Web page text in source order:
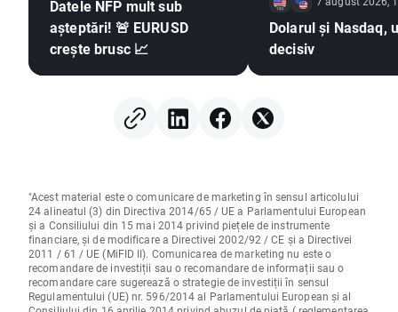
Datele NFP mult sub
așteptări! 🚨 EURUSD
crește brusc 📈
Dolarul și Nasdaq,
decisiv
"Acest material este o comunicare de marketing în sensul articolului
24 alineatul (3) din Directiva 2014/65 / UE a Parlamentului European
și a Consiliului din 15 mai 2014 privind piețele de instrumente
financiare, și de modificare a Directivei 2002/92 / CE și a Directivei
2011 / 61 / UE (MiFID II). Comunicarea de marketing nu este o
recomandare de investiții sau o recomandare de informații sau o
recomandare care sugerează o strategie de investiții în sensul
Regulamentului (UE) nr. 596/2014 al Parlamentului European și al